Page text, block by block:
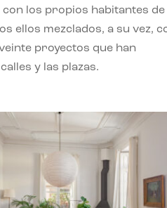
con los propios habitantes de
ellos mezclados, a su vez,
proyectos que han
y las plazas.